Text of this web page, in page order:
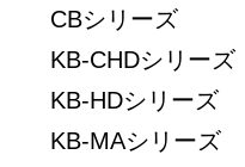
CBシリーズ
KB-CHDシリーズ
KB-HDシリーズ
KB-MAシリーズ